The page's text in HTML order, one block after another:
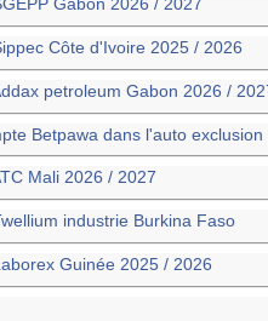
Gabon 2026 / 2027
Côte d'Ivoire 2025 / 2026
petroleum Gabon 2026 /
Betpawa dans l'auto exclusion
Mali 2026 / 2027
industrie Burkina Faso
Guinée 2025 / 2026